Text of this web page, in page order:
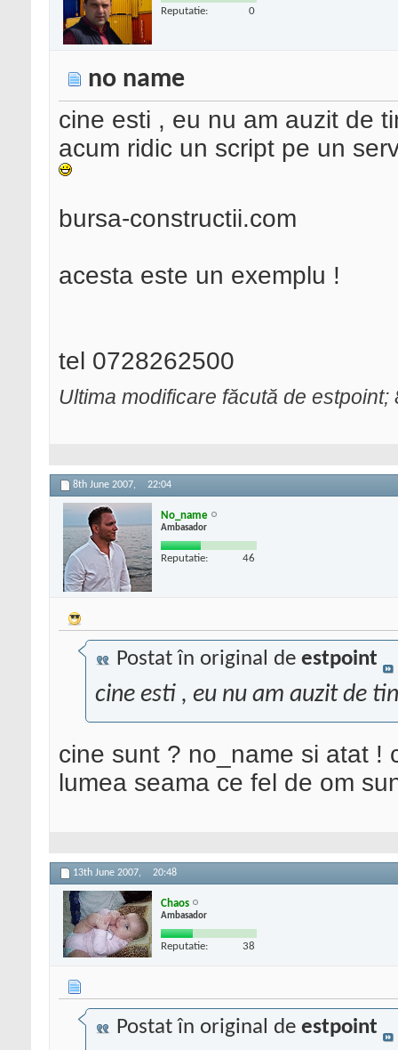
Reputatie: 0
no name
cine esti , eu nu am auzit de
acum ridic un script pe un
bursa-constructii.com
acesta este un exemplu !
tel 0728262500
Ultima modificare făcută de
8th June 2007, 22:04
No_name
Ambasador
Reputatie: 46
Postat în original de estpoint
cine esti , eu nu am auzit de
cine sunt ? no_name si atat !
lumea seama ce fel de om
13th June 2007, 20:48
Chaos
Ambasador
Reputatie: 38
Postat în original de estpoint